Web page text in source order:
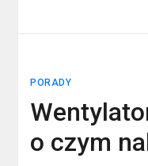
PORADY
o czym